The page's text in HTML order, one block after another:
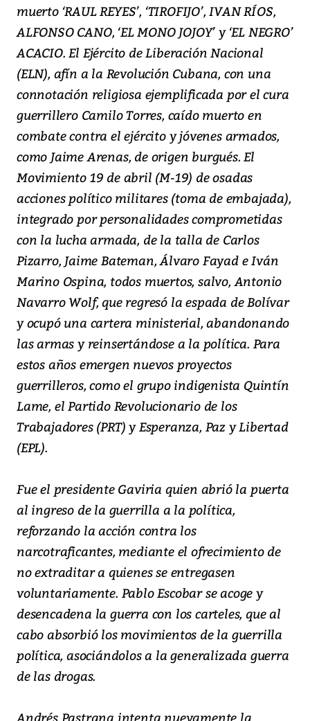
muerto ‘RAUL REYES’, ‘TIROFIJO’, IVAN RÍOS,
ALFONSO CANO, ‘EL MONO JOJOY’ y ‘EL NEGRO’
ACACIO. El Ejército de Liberación Nacional
(ELN), afín a la Revolución Cubana, con una
connotación religiosa ejemplificada por el cura
guerrillero Camilo Torres, caído muerto en
combate contra el ejército y jóvenes armados,
como Jaime Arenas, de origen burgués. El
Movimiento 19 de abril (M-19) de osadas
acciones político militares (toma de embajada),
integrado por personalidades comprometidas
con la lucha armada, de la talla de Carlos
Pizarro, Jaime Bateman, Álvaro Fayad e Iván
Marino Ospina, todos muertos, salvo, Antonio
Navarro Wolf, que regresó la espada de Bolívar
y ocupó una cartera ministerial, abandonando
las armas y reinsertándose a la política. Para
estos años emergen nuevos proyectos
guerrilleros, como el grupo indigenista Quintín
Lame, el Partido Revolucionario de los
Trabajadores (PRT) y Esperanza, Paz y Libertad
(EPL).
Fue el presidente Gaviria quien abrió la puerta
al ingreso de la guerrilla a la política,
reforzando la acción contra los
narcotraficantes, mediante el ofrecimiento de
no extraditar a quienes se entregasen
voluntariamente. Pablo Escobar se acoge y
desencadena la guerra con los carteles, que al
cabo absorbió los movimientos de la guerrilla
política, asociándolos a la generalizada guerra
de las drogas.
Andrés Pastrana intenta nuevamente la